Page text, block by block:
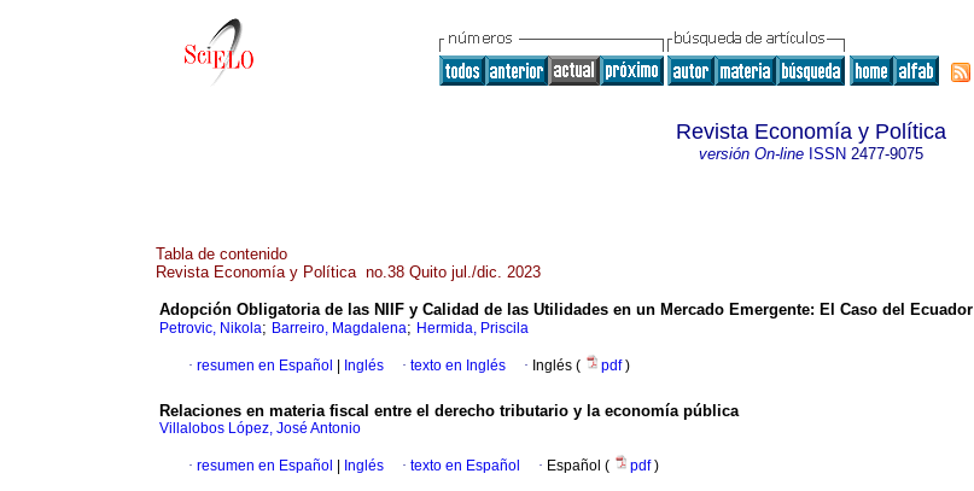
Revista Economía y Política
versión On-line ISSN 2477-9075
Tabla de contenido
Revista Economía y Política no.38 Quito jul./dic. 2023
Adopción Obligatoria de las NIIF y Calidad de las Utilidades en un Mercado Emergente: El Caso del Ecuador
Petrovic, Nikola; Barreiro, Magdalena; Hermida, Priscila
· resumen en Español Inglés · texto en Inglés · Inglés ( pdf)
Relaciones en materia fiscal entre el derecho tributario y la economía pública
Villalobos López, José Antonio
· resumen en Español Inglés · texto en Español · Español ( pdf)